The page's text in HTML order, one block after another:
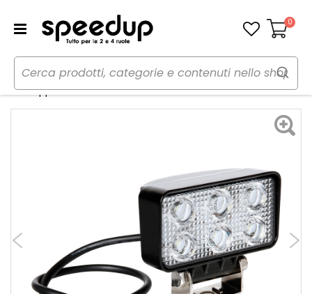
Carrello
0
Home Auto Illuminazione
Fanaleria
Fari supplementari WL-2 - LAMPA